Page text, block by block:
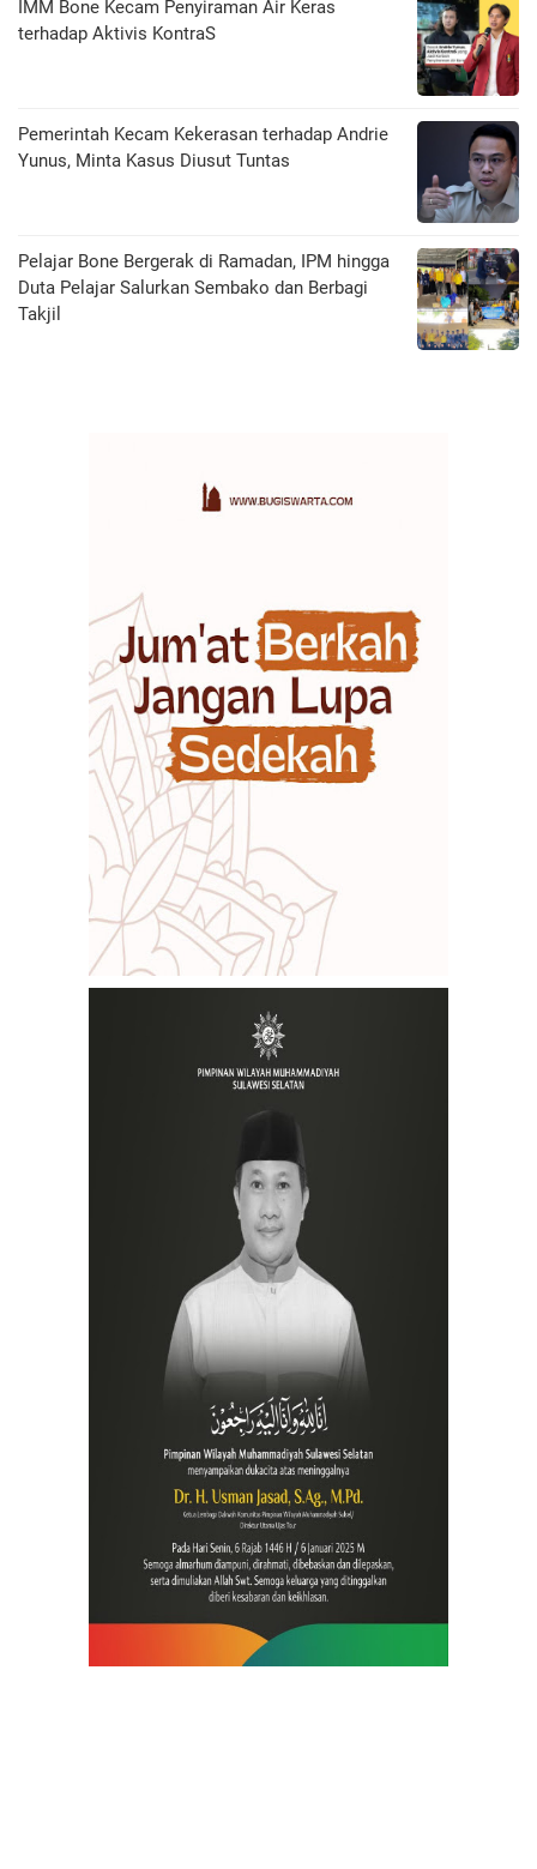
IMM Bone Kecam Penyiraman Air Keras
terhadap Aktivis KontraS
Pemerintah Kecam Kekerasan terhadap Andrie
Yunus, Minta Kasus Diusut Tuntas
Pelajar Bone Bergerak di Ramadan, IPM hingga
Duta Pelajar Salurkan Sembako dan Berbagi
Takjil